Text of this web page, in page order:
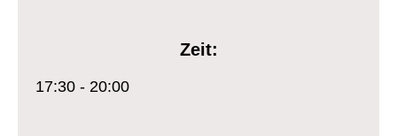
Zeit:
17:30 - 20:00